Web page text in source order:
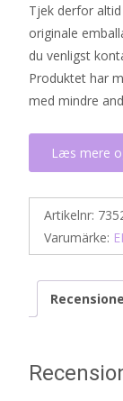
Tjek derfor
originale
du venligst
Produktet har
med mindre
Læs mere
Artikelnr:
Varumärke: